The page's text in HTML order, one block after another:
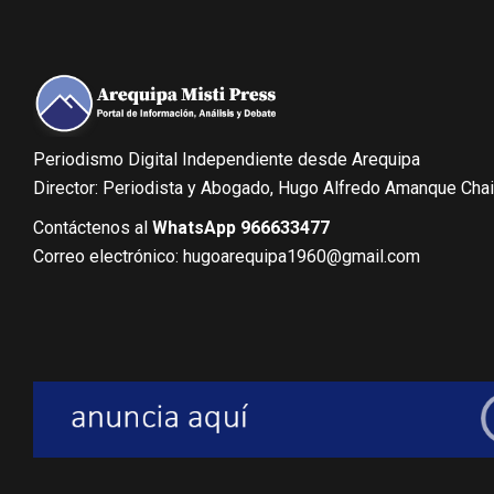
Periodismo Digital Independiente desde Arequipa
Director: Periodista y Abogado, Hugo Alfredo Amanque
Contáctenos al WhatsApp 966633477
Correo electrónico: hugoarequipa1960@gmail.com